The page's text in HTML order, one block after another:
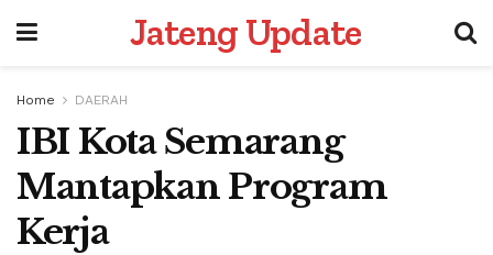
Jateng Update
Home DAERAH
IBI Kota Semarang
Mantapkan Program
Kerja